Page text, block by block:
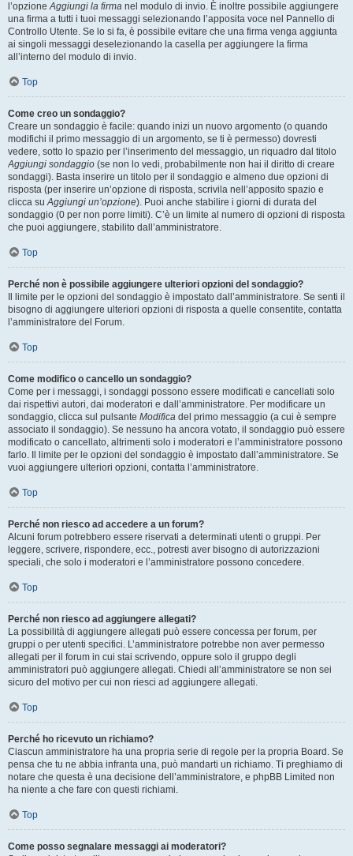
l’opzioneAggiungi la firma nel modulo di invio. È inoltre possibile aggiungere
una firma a tutti i tuoi messaggi selezionando l’apposita voce nel Pannello di
Controllo Utente. Se lo si fa, è possibile evitare che una firma venga aggiunta
ai singoli messaggi deselezionando la casella per aggiungere la firma
all’interno del modulo di invio.
Top
Come creo un sondaggio?
Creare un sondaggio è facile: quando inizi un nuovo argomento (o quando
modifichi il primo messaggio di un argomento, se ti è permesso) dovresti
vedere, sotto lo spazio per l’inserimento del messaggio, un riquadro dal titolo
Aggiungi sondaggio (se non lo vedi, probabilmente non hai il diritto di creare
sondaggi). Basta inserire un titolo per il sondaggio e almeno due opzioni di
risposta (per inserire un’opzione di risposta, scrivila nell’apposito spazio e
clicca suAggiungi un’opzione). Puoi anche stabilire i giorni di durata del
sondaggio (0 per non porre limiti). C’è un limite al numero di opzioni di risposta
che puoi aggiungere, stabilito dall’amministratore.
Top
Perché non è possibile aggiungere ulteriori opzioni del sondaggio?
Il limite per le opzioni del sondaggio è impostato dall’amministratore. Se senti il
bisogno di aggiungere ulteriori opzioni di risposta a quelle consentite, contatta
l’amministratore del Forum.
Top
Come modifico o cancello un sondaggio?
Come per i messaggi, i sondaggi possono essere modificati e cancellati solo
dai rispettivi autori, dai moderatori e dall’amministratore. Per modificare un
sondaggio, clicca sul pulsante Modifica del primo messaggio (a cui è sempre
associato il sondaggio). Se nessuno ha ancora votato, il sondaggio può essere
modificato o cancellato, altrimenti solo i moderatori e l’amministratore possono
farlo. Il limite per le opzioni del sondaggio è impostato dall’amministratore. Se
vuoi aggiungere ulteriori opzioni, contatta l’amministratore.
Top
Perché non riesco ad accedere a un forum?
Alcuni forum potrebbero essere riservati a determinati utenti o gruppi. Per
leggere, scrivere, rispondere, ecc., potresti aver bisogno di autorizzazioni
speciali, che solo i moderatori e l’amministratore possono concedere.
Top
Perché non riesco ad aggiungere allegati?
La possibilità di aggiungere allegati può essere concessa per forum, per
gruppi o per utenti specifici. L’amministratore potrebbe non aver permesso
allegati per il forum in cui stai scrivendo, oppure solo il gruppo degli
amministratori può aggiungere allegati. Chiedi all’amministratore se non sei
sicuro del motivo per cui non riesci ad aggiungere allegati.
Top
Perché ho ricevuto un richiamo?
Ciascun amministratore ha una propria serie di regole per la propria Board. Se
pensa che tu ne abbia infranta una, può mandarti un richiamo. Ti preghiamo di
notare che questa è una decisione dell’amministratore, e phpBB Limited non
ha niente a che fare con questi richiami.
Top
Come posso segnalare messaggi ai moderatori?